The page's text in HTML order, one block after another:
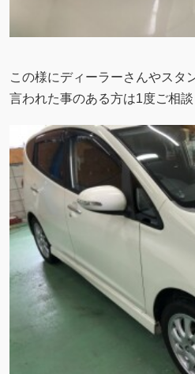
この様にディーラーさんやスタ
言われた事のある方は1度ご相談